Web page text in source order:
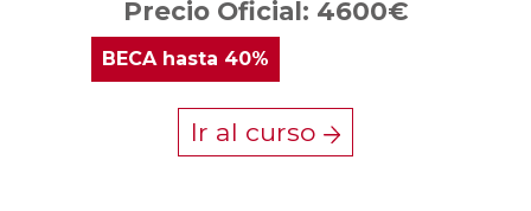
Precio Oficial: 4600€
BECAhasta 40%
Ir al curso